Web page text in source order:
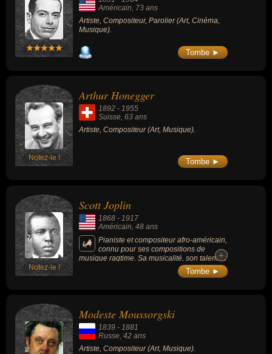
Américain , 73 ans
Artiste, Compositeur, Parolier (Art, Cinéma,
Musique).
Tombe ►
Notez-le !
Arthur Honegger
1892 - 1955
Suisse, 63 ans
Artiste, Compositeur (Art, Musique).
Tombe ►
Notez-le !
Scott Joplin
1868 - 1917
Américain, 48 ans
Pianiste et compositeur afro-américain,
connu pour ses compositions de
musique ragtime. Sa musicalité, son talent et
son importance dans l’histoire du ragtime et
de la musique américaine sont
Leaf Rag » (1899) et « The Entertainer »
(1902).
+
+
Tombe ►
Modeste Moussorgski
1839 - 1881
Russe, 42 ans
Artiste, Compositeur (Art, Musique).